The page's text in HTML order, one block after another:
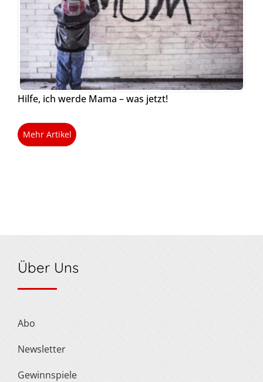
Hilfe, ich werde Mama – was jetzt!
Mehr Artikel
Über Uns
Abo
Newsletter
Gewinnspiele